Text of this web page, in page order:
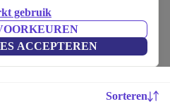
gebruik
ACCEPTEREN
Sorteren